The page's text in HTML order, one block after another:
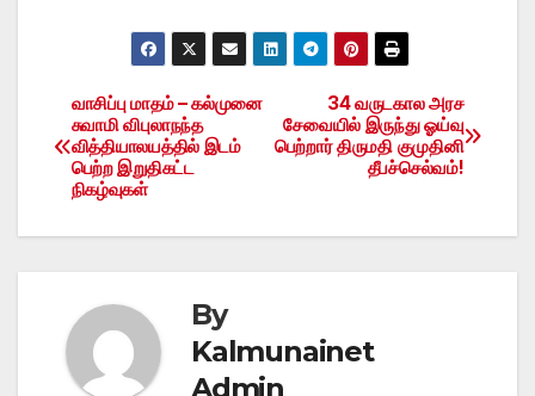
Post
navigation
34 வருடகால அரச
சேவையில் இருந்து ஓய்வு
பெற்றார் திருமதி குமுதினி
தீபச்செல்வம்!
வாசிப்பு மாதம் – கல்முனை
சுவாமி விபுலாநந்த
வித்தியாலயத்தில் இடம்
பெற்ற இறுதிகட்ட
நிகழ்வுகள்
By
Kalmunainet
Admin